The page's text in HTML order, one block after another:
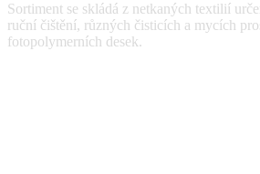
Sortiment se skládá z netkaných textilií
ruční čištění, různých čisticích a mycích
fotopolymerních desek.